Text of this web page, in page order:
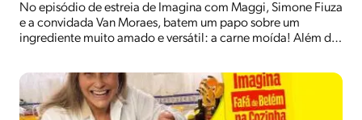
No episódio de estreia de Imagina com Maggi, Simone Fiuza
e a convidada Van Moraes, batem um papo sobre um
ingrediente muito amado e versátil: a carne moída! Além de